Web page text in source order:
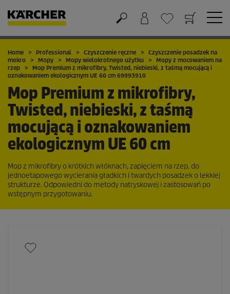
Koszyk
Lista życzeń
Home Professional Czyszczenie ręczne
Czyszczenie posadzek na
mokro
Mopy Mopy wielokrotnego użytku
Mopy z mocowaniem na
rzep
Mop Premium z mikrofibry, Twisted, niebieski, z taśmą mocującą i
oznakowaniem ekologicznym UE 60 cm 69993910
Mop Premium z mikrofibry,
Twisted, niebieski, z taśmą
mocującą i oznakowaniem
ekologicznym UE 60 cm
Mop z mikrofibry o krótkich włóknach, zapięciem na rzep, do
jednoetapowego wycierania gładkich i twardych posadzek o lekkiej
strukturze. Odpowiedni do metody natryskowej i zastosowań po
wstępnym przygotowaniu.